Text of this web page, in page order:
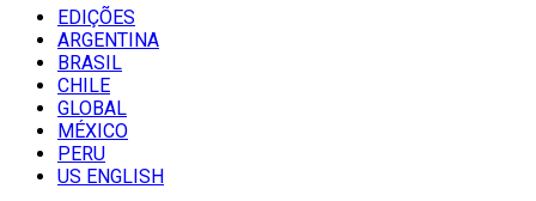
EDIÇÕES
ARGENTINA
BRASIL
CHILE
GLOBAL
MÉXICO
PERU
US ENGLISH